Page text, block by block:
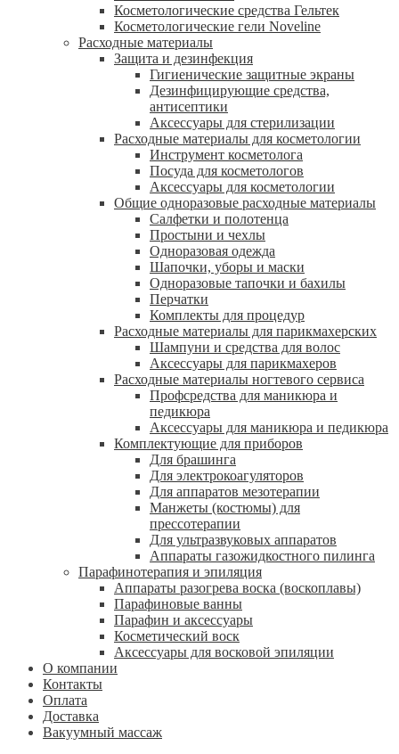
Косметологические средства Гельтек
Косметологические гели Noveline
Расходные материалы
Защита и дезинфекция
Гигиенические защитные экраны
Дезинфицирующие средства,
антисептики
Аксессуары для стерилизации
Расходные материалы для косметологии
Инструмент косметолога
Посуда для косметологов
Аксессуары для косметологии
Общие одноразовые расходные материалы
Салфетки и полотенца
Простыни и чехлы
Одноразовая одежда
Шапочки, уборы и маски
Одноразовые тапочки и бахилы
Перчатки
Комплекты для процедур
Расходные материалы для парикмахерских
Шампуни и средства для волос
Аксессуары для парикмахеров
Расходные материалы ногтевого сервиса
Профсредства для маникюра и
педикюра
Аксессуары для маникюра и педикюра
Комплектующие для приборов
Для брашинга
Для электрокоагуляторов
Для аппаратов мезотерапии
Манжеты (костюмы) для
прессотерапии
Для ультразвуковых аппаратов
Аппараты газожидкостного пилинга
Парафинотерапия и эпиляция
Аппараты разогрева воска (воскоплавы)
Парафиновые ванны
Парафин и аксессуары
Косметический воск
Аксессуары для восковой эпиляции
О компании
Контакты
Оплата
Доставка
Вакуумный массаж